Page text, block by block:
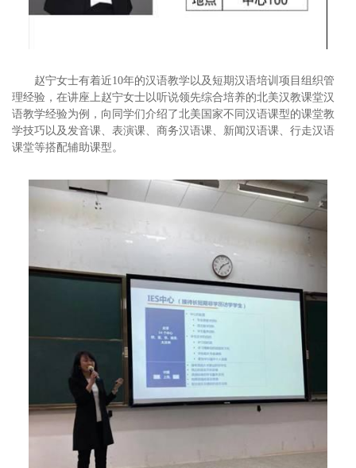
赵宁女士有着近10年的汉语教学以及短期汉语培训项目组织管
理经验，在讲座上赵宁女士以听说领先综合培养的北美汉教课堂汉
语教学经验为例，向同学们介绍了北美国家不同汉语课型的课堂教
学技巧以及发音课、表演课、商务汉语课、新闻汉语课、行走汉语
课堂等搭配辅助课型。